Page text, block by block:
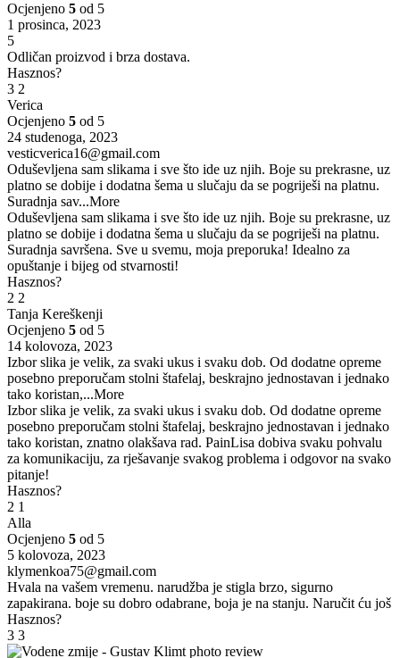
Ocjenjeno 5 od 5
1 prosinca, 2023
5
Odličan proizvod i brza dostava.
Hasznos?
3 2
Verica
Ocjenjeno 5 od 5
24 studenoga, 2023
vesticverica16@gmail.com
Oduševljena sam slikama i sve što ide uz njih. Boje su prekrasne, uz
platno se dobije i dodatna šema u slučaju da se pogriješi na platnu.
Suradnja sav...More
Oduševljena sam slikama i sve što ide uz njih. Boje su prekrasne, uz
platno se dobije i dodatna šema u slučaju da se pogriješi na platnu.
Suradnja savršena. Sve u svemu, moja preporuka! Idealno za
opuštanje i bijeg od stvarnosti!
Hasznos?
2 2
Tanja Kereškenji
Ocjenjeno 5 od 5
14 kolovoza, 2023
Izbor slika je velik, za svaki ukus i svaku dob. Od dodatne opreme
posebno preporučam stolni štafelaj, beskrajno jednostavan i jednako
tako koristan,...More
Izbor slika je velik, za svaki ukus i svaku dob. Od dodatne opreme
posebno preporučam stolni štafelaj, beskrajno jednostavan i jednako
tako koristan, znatno olakšava rad. PainLisa dobiva svaku pohvalu
za komunikaciju, za rješavanje svakog problema i odgovor na svako
pitanje!
Hasznos?
2 1
Alla
Ocjenjeno 5 od 5
5 kolovoza, 2023
klymenkoa75@gmail.com
Hvala na vašem vremenu. narudžba je stigla brzo, sigurno
zapakirana. boje su dobro odabrane, boja je na stanju. Naručit ću još
Hasznos?
3 3